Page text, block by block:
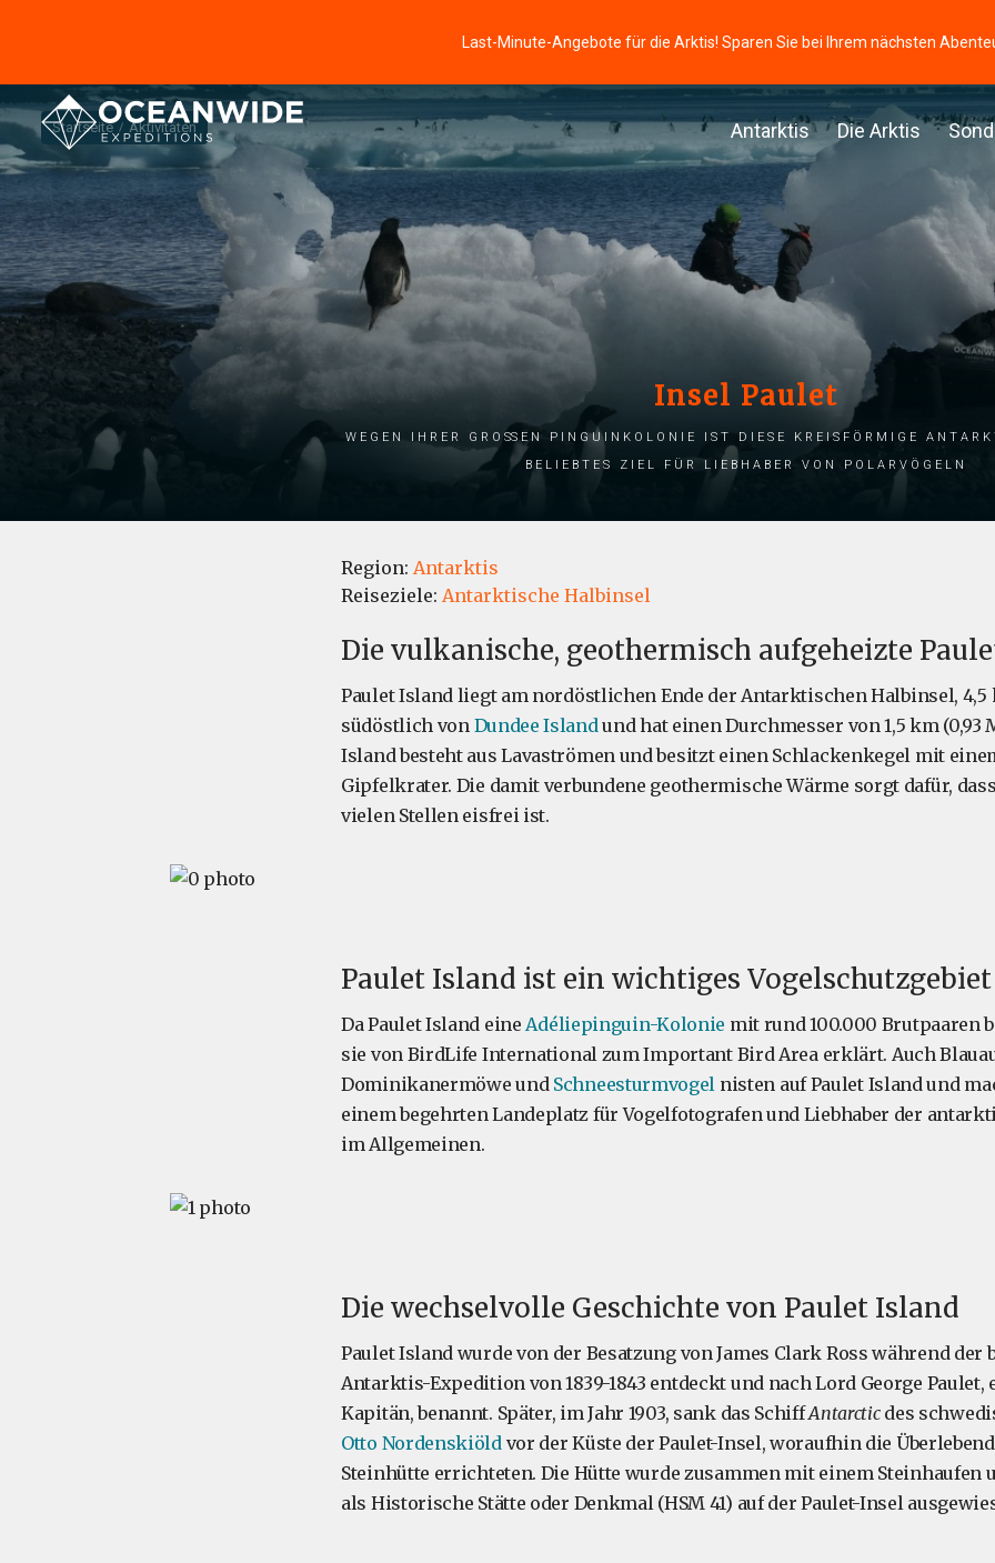
Last-Minute-Angebote für die Arktis! Sparen Sie bei Ihrem nächsten
Antarktis Die Arktis
Startseite Aktivitäten
Insel Paulet
Wegen ihrer großen Pinguinkolonie ist diese kreisförmige
beliebtes Ziel für Liebhaber von Polarvögeln
Region: Antarktis
Reiseziele: Antarktische Halbinsel
Die vulkanische, geothermisch aufgeheizte
Paulet Island liegt am nordöstlichen Ende der Antarktischen Halbinsel, 4,5
südöstlich von Dundee Islandund hat einen Durchmesser von 1,5 km (0,93
Island besteht aus Lavaströmen und besitzt einen Schlackenkegel mit
Gipfelkrater. Die damit verbundene geothermische Wärme sorgt dafür,
vielen Stellen eisfrei ist.
Paulet Island ist ein wichtiges Vogelschutzgebiet
Da Paulet Island eineAdéliepinguin-Kolonie mit rund 100.000 Brutpaaren
sie von BirdLife International zum Important Bird Area erklärt. Auch
Dominikanermöwe und Schneesturmvogel nisten auf Paulet Island und
einem begehrten Landeplatz für Vogelfotografen und Liebhaber der
im Allgemeinen.
Die wechselvolle Geschichte von Paulet Island
Paulet Island wurde von der Besatzung von James Clark Ross während der
Antarktis-Expedition von 1839-1843 entdeckt und nach Lord George
Kapitän, benannt. Später, im Jahr 1903, sank das SchiffAntarcticdes
Otto Nordenskiöldvor der Küste der Paulet-Insel, woraufhin die
Steinhütte errichteten. Die Hütte wurde zusammen mit einem Steinhaufen
als Historische Stätte oder Denkmal (HSM 41) auf der Paulet-Insel